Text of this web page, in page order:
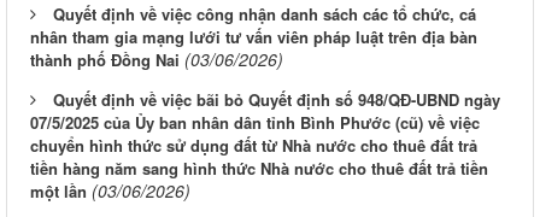
Quyết định về việc công nhận danh sách các tổ chức, cá
nhân tham gia mạng lưới tư vấn viên pháp luật trên địa bàn
thành phố Đồng Nai (03/06/2026)
Quyết định về việc bãi bỏ Quyết định số 948/QĐ-UBND ngày
07/5/2025 của Ủy ban nhân dân tỉnh Bình Phước (cũ) về việc
chuyển hình thức sử dụng đất từ Nhà nước cho thuê đất trả
tiền hàng năm sang hình thức Nhà nước cho thuê đất trả tiền
một lần (03/06/2026)